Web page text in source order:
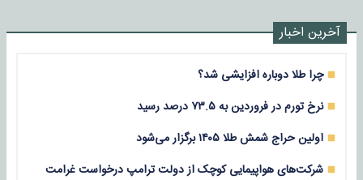
آخرین اخبار
چرا طلا دوباره افزایشی شد؟
نرخ تورم در فروردین به ۷۳.۵ درصد رسید
اولین حراج شمش طلا ۱۴۰۵ برگزار می‌شود
شرکت‌های هواپیمایی کوچک از دولت ترامپ درخواست غرامت